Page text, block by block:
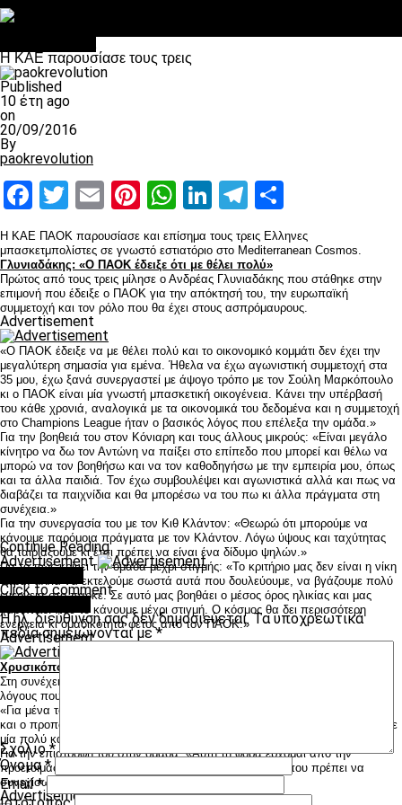
H KAE παρουσίασε τους τρεις
Published
10 έτη ago
on
20/09/2016
By
paokrevolution
Facebook
Twitter
EmailPinterest
WhatsApp
LinkedIn
Telegram
Η ΚΑΕ ΠΑΟΚ παρουσίασε και επίσημα τους τρεις Ελληνες
μπασκετμπολίστες σε γνωστό εστιατόριο στο Mediterranean Cosmos.
Γλυνιαδάκης: «Ο ΠΑΟΚ έδειξε ότι με θέλει πολύ»
Πρώτος από τους τρεις μίλησε ο Ανδρέας Γλυνιαδάκης που στάθηκε στην
επιμονή που έδειξε ο ΠΑΟΚ για την απόκτησή του, την ευρωπαϊκή
συμμετοχή και τον ρόλο που θα έχει στους ασπρόμαυρους.
Advertisement
«O ΠΑΟΚ έδειξε να με θέλει πολύ και το οικονομικό κομμάτι δεν έχει την
μεγαλύτερη σημασία για εμένα. Ήθελα να έχω αγωνιστική συμμετοχή στα
35 μου, έχω ξανά συνεργαστεί με άψογο τρόπο με τον Σούλη Μαρκόπουλο
κι ο ΠΑΟΚ είναι μία γνωστή μπασκετική οικογένεια. Κάνει την υπέρβασή
του κάθε χρονιά, αναλογικά με τα οικονομικά του δεδομένα και η συμμετοχή
στο Champions League ήταν ο βασικός λόγος που επέλεξα την ομάδα.»
Για την βοηθειά του στον Κόνιαρη και τους άλλους μικρούς: «Είναι μεγάλο
κίνητρο να δω τον Αντώνη να παίξει στο επίπεδο που μπορεί και θέλω να
μπορώ να τον βοηθήσω και να τον καθοδηγήσω με την εμπειρία μου, όπως
και τα άλλα παιδιά. Τον έχω συμβουλέψει και αγωνιστικά αλλά και πως να
διαβάζει τα παιχνίδια και θα μπορέσω να του πω κι άλλα πράγματα στη
συνέχεια.»
Για την συνεργασία του με τον Κιθ Κλάντον: «Θεωρώ ότι μπορούμε να
κάνουμε παρόμοια πράγματα με τον Κλάντον. Λόγω ύψους και ταχύτητας
θα ταιριάξουμε κι έτσι πρέπει να είναι ένα δίδυμο ψηλών.»
Για το πώς κρίνει την ομάδα μέχρι στιγμής: «Το κριτήριο μας δεν είναι η νίκη
τώρα, αλλά να εκτελούμε σωστά αυτά που δουλεύουμε, να βγάζουμε πολύ
ενεργεια στο παρκέ. Σε αυτό μας βοηθάει ο μέσος όρος ηλικίας και μας
χαροποιεί που το κάνουμε μέχρι στιγμή. Ο κόσμος θα δει περισσότερη
ενέργεια κι ομαδικότητα φέτος από τον ΠΑΟΚ.»
Advertisement
Χρυσικόπουλος: «Εχω αφήσει κάτι που πρέπει να συνεχίσω»
Στη συνέχεια, πήρε τον λόγο ο Λίνος Χρυσικόπουλος που μίλησε για τους
λόγους που τον έκαναν να επιστρέψει στον ΠΑΟΚ.
«Για μένα τον μεγαλύτερο ρόλο για να έρθω έπαιξαν το οικογενειακό κλίμα
και ο προπονητής. Δεν υπήρχε άλλη επιλογή για εμένα, ελπίζω να κάνουμε
μία πολύ καλή χρονιά με υγεία πάνω από όλα.»
Για την επιστροφή του στην ομάδα: «Αυτή τη φορά έρχομαι από την
προετοιμασία και νιώθω μέσα μου ότι έχω αφήσει κάτι που πρέπει να
συνεχίσω.»
Advertisement
Continue Reading
Advertisement
Click to comment
Η ηλ. διεύθυνση σας δεν δημοσιεύεται. Τα υποχρεωτικά
πεδία σημειώνονται με*
Σχόλιο*
Όνομα*
Email*